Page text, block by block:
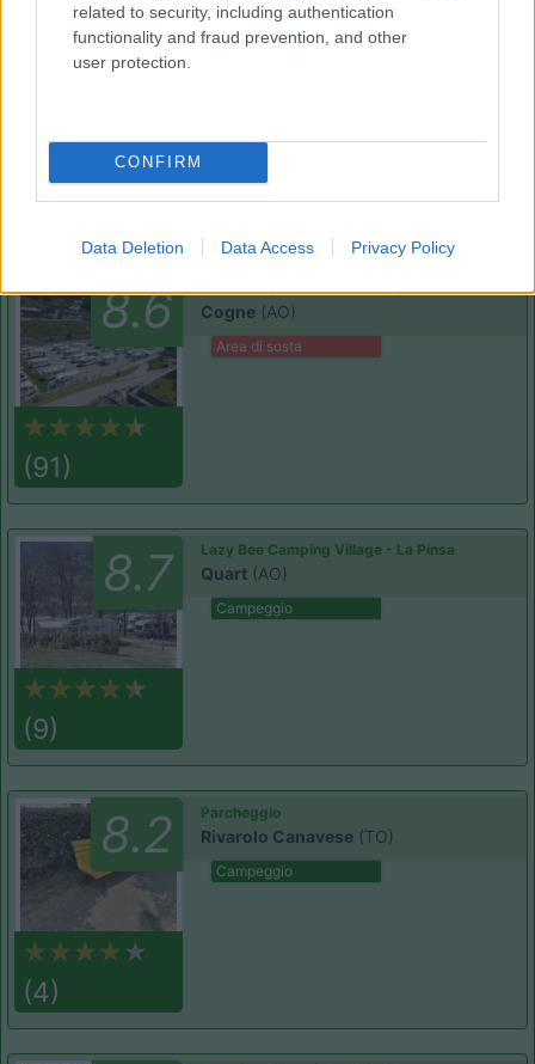
related to security, including authentication
functionality and fraud prevention, and other
user protection.
CONFIRM
Data Deletion Data Access Privacy Policy
8.7
(44)
Area Sosta Camper Lillaz
Cogne(AO)
8.6
(91)
Cogne (AO)
Area di sosta
8.7
(9)
Lazy Bee Camping Village - La Pinsa
Quart (AO)
Campeggio
8.2
(4)
Parcheggio
Rivarolo Canavese (TO)
Campeggio